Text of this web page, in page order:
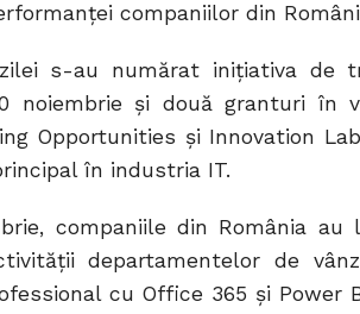
companiilor din
s-au numărat inițiativa de
noiembrie și două granturi în
Opportunities și Innovation
în industria IT.
companiile din România
departamentelor de
cu Office 365 și